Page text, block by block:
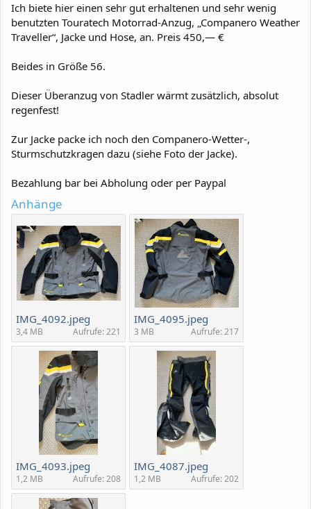
Ich biete hier einen sehr gut erhaltenen und sehr wenig
benutzten Touratech Motorrad-Anzug, „Companero Weather
Traveller“, Jacke und Hose, an. Preis 450,— €
Beides in Größe 56.
Dieser Überanzug von Stadler wärmt zusätzlich, absolut
regenfest!
Zur Jacke packe ich noch den Companero-Wetter-,
Sturmschutzkragen dazu (siehe Foto der Jacke).
Bezahlung bar bei Abholung oder per Paypal
Anhänge
IMG_4092.jpeg
3,4 MB Aufrufe: 221
IMG_4095.jpeg
3 MB Aufrufe: 217
IMG_4093.jpeg
1,2 MB Aufrufe: 208
IMG_4087.jpeg
1,2 MB Aufrufe: 202